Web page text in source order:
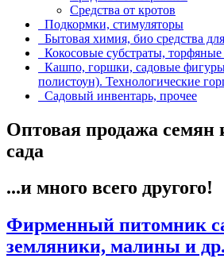
Средства от кротов
Подкормки, стимуляторы
Бытовая химия, био средства
Кокосовые субстраты, торфяные
Кашпо, горшки, садовые
полистоун). Технологические
Садовый инвентарь, прочее
Оптовая продажа семян
сада
...и много всего другого!
Фирменный питомник
земляники, малины и др.